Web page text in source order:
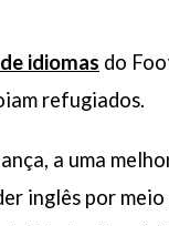
idiomas do
refugiados.
a uma
inglês por